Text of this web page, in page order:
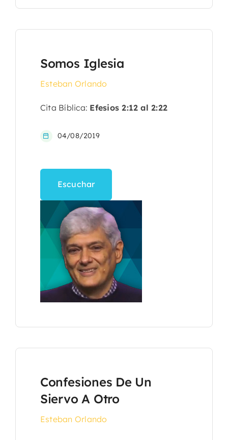
Somos Iglesia
Esteban Orlando
Cita Bíblica: Efesios 2:12 al 2:22
04/08/2019
Escuchar
Confesiones De Un
Siervo A Otro
Esteban Orlando